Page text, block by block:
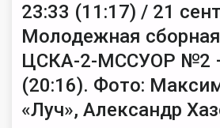
23:33 (11:17) / 21
Молодежная
ЦСКА-2-МССУОР №2
(20:16). Фото:
«Луч», Александр